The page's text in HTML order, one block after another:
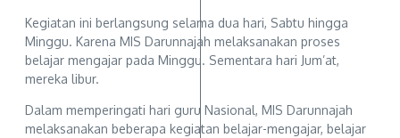
Kegiatan ini berlangsung selama dua hari, Sabtu hingga
Minggu. Karena MIS Darunnajah melaksanakan proses
belajar mengajar pada Minggu. Sementara hari Jum’at,
mereka libur.
Dalam memperingati hari guru Nasional, MIS Darunnajah
melaksanakan beberapa kegiatan belajar-mengajar, belajar